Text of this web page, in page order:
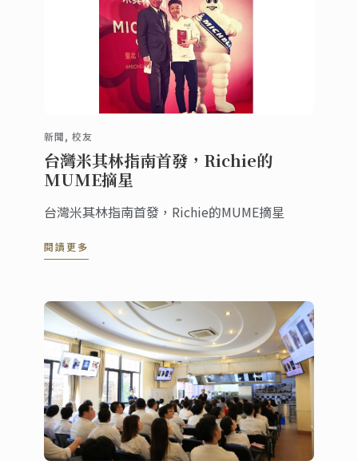
新聞, 校友
台灣米其林指南首發，Richie的
MUME摘星
台灣米其林指南首發，Richie的MUME摘星
閱讀更多